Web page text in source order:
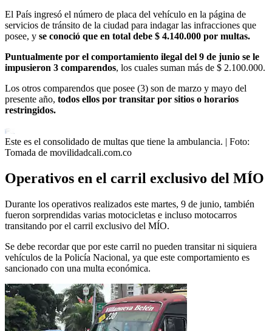
El País ingresó el número de placa del vehículo en la página de
servicios de tránsito de la ciudad para indagar las infracciones que
posee, y se conoció que en total debe $ 4.140.000 por multas.
Puntualmente por el comportamiento ilegal del 9 de junio se le
impusieron 3 comparendos, los cuales suman más de $ 2.100.000.
Los otros comparendos que posee (3) son de marzo y mayo del
presente año, todos ellos por transitar por sitios o horarios
restringidos.
Este es el consolidado de multas que tiene la ambulancia. | Foto:
Tomada de movilidadcali.com.co
Operativos en el carril exclusivo del MÍO
Durante los operativos realizados este martes, 9 de junio, también
fueron sorprendidas varias motocicletas e incluso motocarros
transitando por el carril exclusivo del MÍO.
Se debe recordar que por este carril no pueden transitar ni siquiera
vehículos de la Policía Nacional, ya que este comportamiento es
sancionado con una multa económica.